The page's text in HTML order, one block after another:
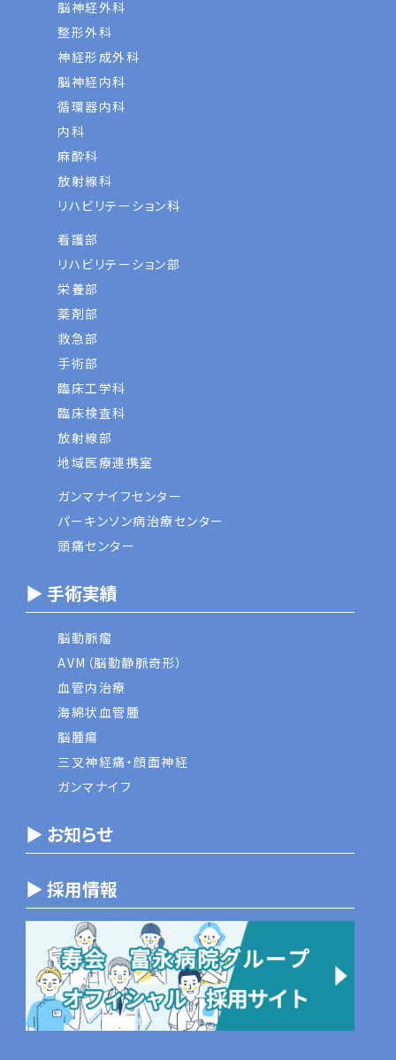
脳神経外科
整形外科
神経形成外科
脳神経内科
循環器内科
内科
麻酔科
放射線科
リハビリテーション科
看護部
リハビリテーション部
栄養部
薬剤部
救急部
手術部
臨床工学科
臨床検査科
放射線部
地域医療連携室
ガンマナイフセンター
パーキンソン病治療センター
頭痛センター
▶ 手術実績
脳動脈瘤
AVM（脳動静脈奇形）
血管内治療
海綿状血管腫
脳腫瘍
三叉神経痛・顔面神経
ガンマナイフ
▶ お知らせ
▶ 採用情報